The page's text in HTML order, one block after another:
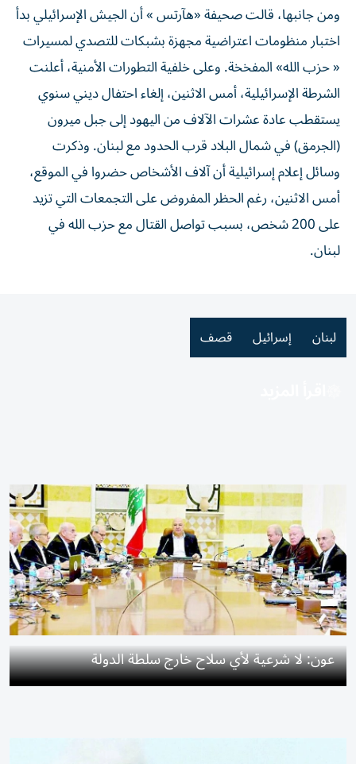
ومن جانبها، قالت صحيفة «هآرتس » أن الجيش الإسرائيلي بدأ
اختبار منظومات اعتراضية مجهزة بشبكات للتصدي لمسيرات
« حزب الله» المفخخة. وعلى خلفية التطورات الأمنية، أعلنت
الشرطة الإسرائيلية، أمس الاثنين، إلغاء احتفال ديني سنوي
يستقطب عادة عشرات الآلاف من اليهود إلى جبل ميرون
(الجرمق) في شمال البلاد قرب الحدود مع لبنان. وذكرت
وسائل إعلام إسرائيلية أن آلاف الأشخاص حضروا في الموقع،
أمس الاثنين، رغم الحظر المفروض على التجمعات التي تزيد
على 200 شخص، بسبب تواصل القتال مع حزب الله في
لبنان.
لبنان إسرائيل قصف
عون: لا شرعية لأي سلاح خارج سلطة الدولة